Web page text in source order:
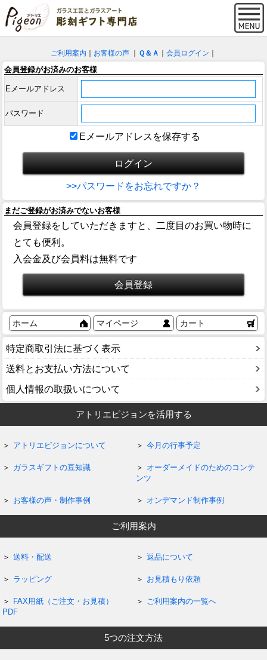
ご利用案内 お客様の声 Ｑ＆Ａ 会員ログイン
会員登録がお済みのお客様
Eメールアドレス
パスワード
Eメールアドレスを保存する
>>パスワードをお忘れですか？
まだご登録がお済みでないお客様
会員登録をしていただきますと、二度目のお買い物時に
とても便利。
入会金及び会員料は無料です
ホーム マイページ カート
特定商取引法に基づく表示
送料とお支払い方法について
個人情報の取扱いについて
アトリエピジョンを活用する
アトリエピジョンについて 今月の行事予定
ガラスギフトの豆知識
オーダーメイドのためのコンテ
ンツ
お客様の声・制作事例 オンデマンド制作事例
ご利用案内
送料・配送 返品について
ラッピング お見積もり依頼
FAX用紙（ご注文・お見積）
PDF
ご利用案内の一覧へ
5つの注文方法